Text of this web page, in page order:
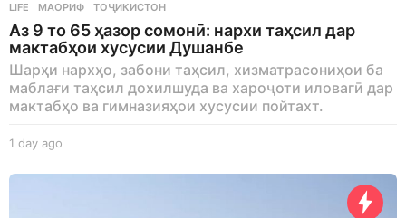
LIFE МАОРИФ ,ТОҶИКИСТОН
Аз 9 то 65 ҳазор сомонӣ: нархи таҳсил дар
мактабҳои хусусии Душанбе
Шарҳи нархҳо, забони таҳсил, хизматрасониҳои ба
маблағи таҳсил дохилшуда ва хароҷоти иловагӣ дар
мактабҳо ва гимназияҳои хусусии пойтахт.
1 day ago
a